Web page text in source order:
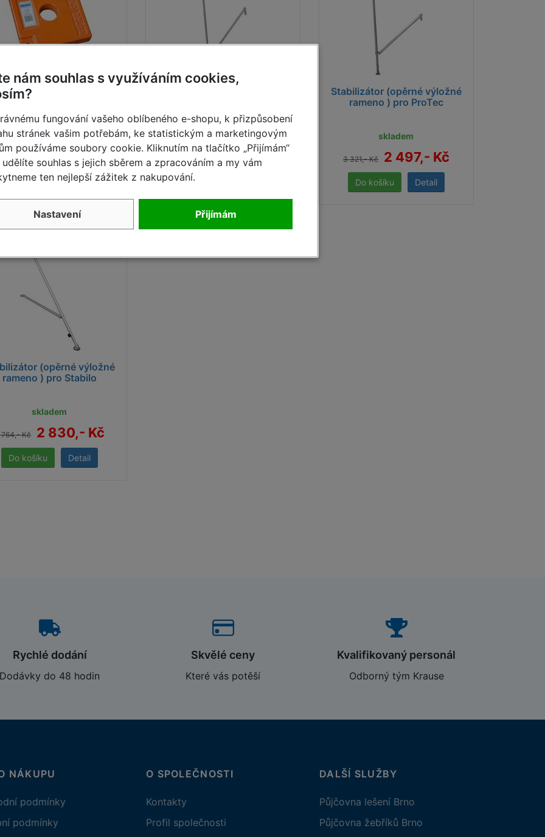
závaží 10 kg
skladem
543,- Kč 1 160,- Kč
Detail
skladem
2 955,- Kč 2 222,- Kč
Stabilizátor (opěrné výložné
rameno ) pro ProTec
skladem
3 321,- Kč 2 497,- Kč
Detail
(opěrné výložné
rameno ) pro Stabilo
skladem
Kč 2 830,- Kč
Detail
Rychlé dodání
Dodávky do 48 hodin
Skvělé ceny
Které vás potěší
Kvalifikovaný personál
Odborný tým Krause
NÁKUPU
podmínky
podmínky
O SPOLEČNOSTI
Kontakty
Profil společnosti
DALŠÍ SLUŽBY
Půjčovna lešení Brno
Půjčovna žebříků Brno
nám souhlas s využíváním cookies,
fungování vašeho oblíbeného e-shopu, k přizpůsobení
stránek vašim potřebám, ke statistickým a marketingovým
používáme soubory cookie. Kliknutím na tlačítko „Přijímám“
udělíte souhlas s jejich sběrem a zpracováním a my vám
ten nejlepší zážitek z nakupování.
Nastavení Přijímám